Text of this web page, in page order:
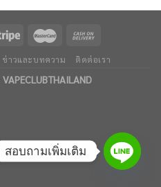
ข่าวและบทความ ติดต่อเรา
VAPECLUBTHAILAND
สอบถามเพิ่มเติม